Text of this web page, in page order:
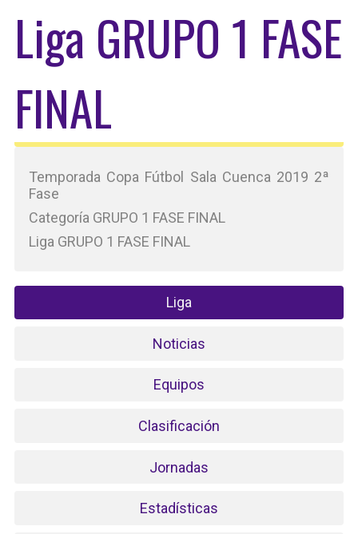
Liga GRUPO 1 FASE
FINAL
Temporada Copa Fútbol Sala Cuenca 2019 2ª
Fase
Categoría GRUPO 1 FASE FINAL
Liga GRUPO 1 FASE FINAL
Liga
Noticias
Equipos
Clasificación
Jornadas
Estadísticas